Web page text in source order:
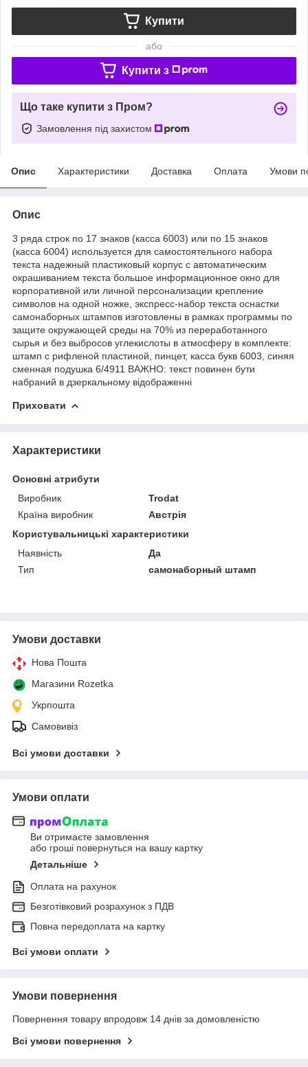
Купити
або
Купити з
Що таке купити з Пром?
Замовлення під захистом
Опис Характеристики Доставка Оплата Умови
Опис
3 ряда строк по 17 знаков (касса 6003) или по 15 знаков
(касса 6004) используется для самостоятельного набора
текста надежный пластиковый корпус с автоматическим
окрашиванием текста большое информационное окно для
корпоративной или личной персонализации крепление
символов на одной ножке, экспресс-набор текста оснастки
самонаборных штампов изготовлены в рамках программы по
защите окружающей среды на 70% из переработанного
сырья и без выбросов углекислоты в атмосферу в комплекте:
штамп с рифленой пластиной, пинцет, касса букв 6003, синяя
сменная подушка 6/4911 ВАЖНО: текст повинен бути
набраний в дзеркальному відображенні
Приховати
Характеристики
Основні атрибути
Виробник
Trodat
Країна виробник
Австрія
Користувальницькі характеристики
Наявність
Да
Тип
самонаборный штамп
Умови доставки
Нова Пошта
Магазини Rozetka
Укрпошта
Самовивіз
Всі умови доставки
Умови оплати
Ви отримаєте замовлення
або гроші повернуться на вашу картку
Детальніше
Оплата на рахунок
Безготівковий розрахунок з ПДВ
Повна передоплата на картку
Всі умови оплати
Умови повернення
Повернення товару впродовж 14 днів за домовленістю
Всі умови повернення